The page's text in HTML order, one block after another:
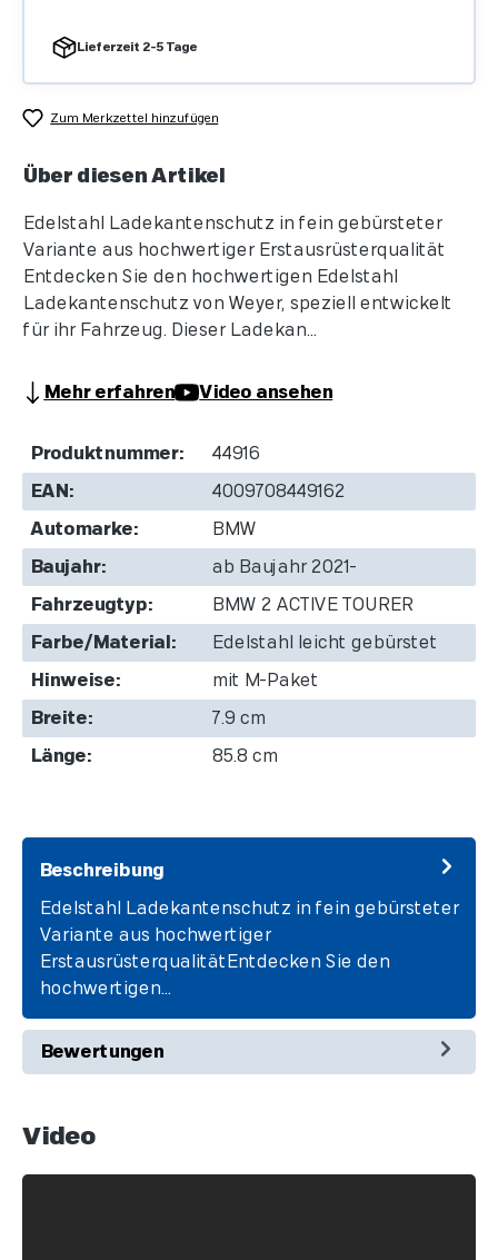
Lieferzeit 2-5 Tage
Zum Merkzettel hinzufügen
Über diesen Artikel
Edelstahl Ladekantenschutz in fein gebürsteter
Variante aus hochwertiger Erstausrüsterqualität
Entdecken Sie den hochwertigen Edelstahl
Ladekantenschutz von Weyer, speziell entwickelt
für ihr Fahrzeug. Dieser Ladekan...
Mehr erfahren Video ansehen
Produktnummer: 44916
EAN: 4009708449162
Automarke: BMW
Baujahr: ab Baujahr 2021-
Fahrzeugtyp: BMW 2 ACTIVE TOURER
Farbe/Material: Edelstahl leicht gebürstet
Hinweise: mit M-Paket
Breite: 7.9 cm
Länge: 85.8 cm
Beschreibung
Edelstahl Ladekantenschutz in fein gebürsteter
Variante aus hochwertiger
ErstausrüsterqualitätEntdecken Sie den
hochwertigen…
Bewertungen
Video